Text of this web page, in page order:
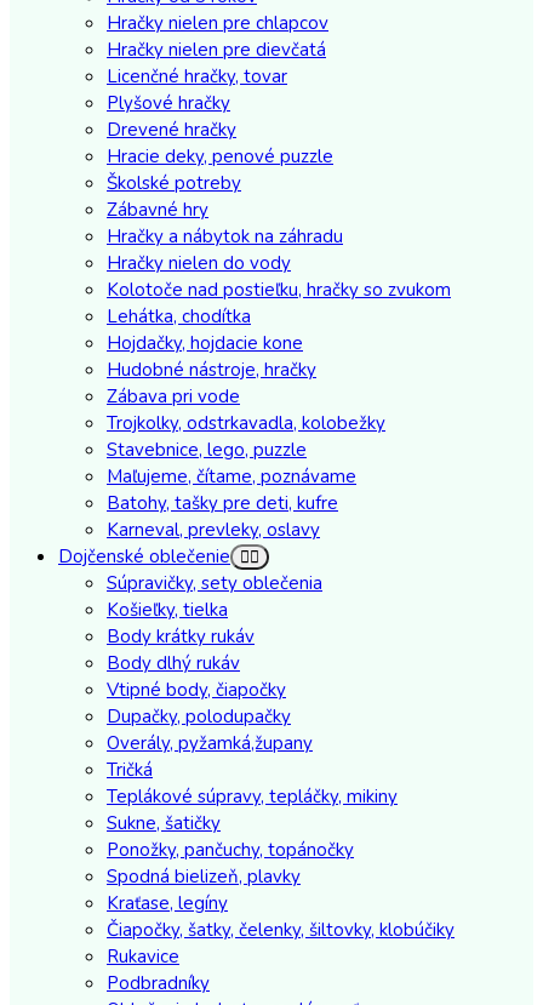
Hračky nielen pre chlapcov
Hračky nielen pre dievčatá
Licenčné hračky, tovar
Plyšové hračky
Drevené hračky
Hracie deky, penové puzzle
Školské potreby
Zábavné hry
Hračky a nábytok na záhradu
Hračky nielen do vody
Kolotoče nad postieľku, hračky so zvukom
Lehátka, chodítka
Hojdačky, hojdacie kone
Hudobné nástroje, hračky
Zábava pri vode
Trojkolky, odstrkavadla, kolobežky
Stavebnice, lego, puzzle
Maľujeme, čítame, poznávame
Batohy, tašky pre deti, kufre
Karneval, prevleky, oslavy
Dojčenské oblečenie
Súpravičky, sety oblečenia
Košieľky, tielka
Body krátky rukáv
Body dlhý rukáv
Vtipné body, čiapočky
Dupačky, polodupačky
Overály, pyžamká,župany
Tričká
Teplákové súpravy, tepláčky, mikiny
Sukne, šatičky
Ponožky, pančuchy, topánočky
Spodná bielizeň, plavky
Kraťase, legíny
Čiapočky, šatky, čelenky, šiltovky, klobúčiky
Rukavice
Podbradníky